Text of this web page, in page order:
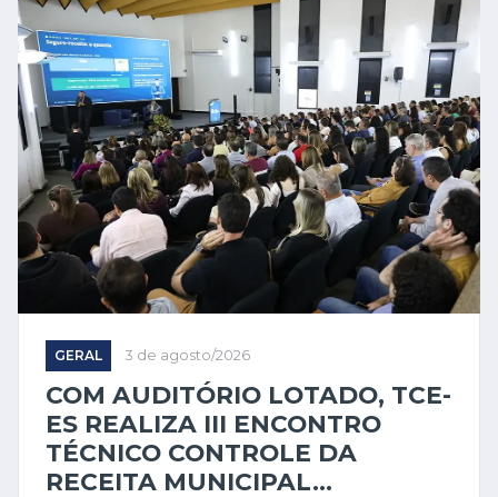
GERAL 3 de agosto/2026
COM AUDITÓRIO LOTADO, TCE-
ES REALIZA III ENCONTRO
TÉCNICO CONTROLE DA
RECEITA MUNICIPAL...